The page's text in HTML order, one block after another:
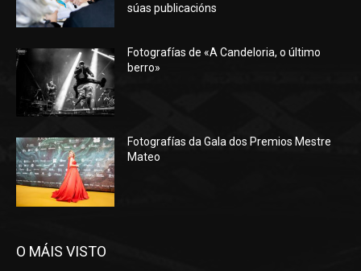
súas publicacións
Fotografías de «A Candeloria, o último
berro»
Fotografías da Gala dos Premios Mestre
Mateo
O MÁIS VISTO